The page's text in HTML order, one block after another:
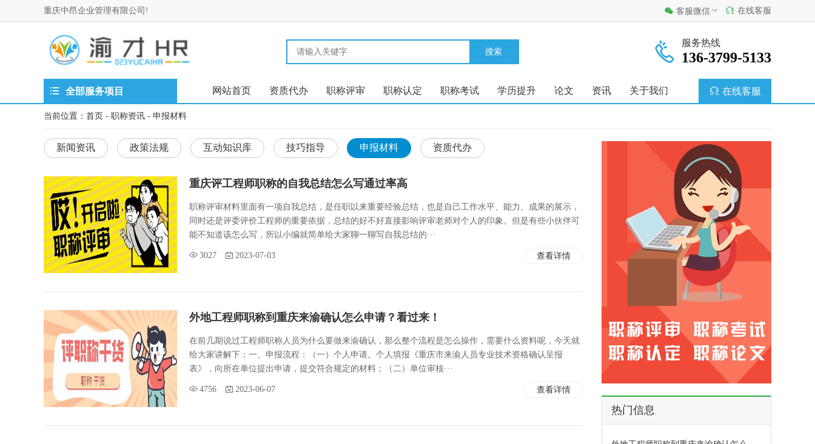
重庆中昂企业管理有限公司! 客服微信 在线客服
服务热线
136-3799-5133
全部服务项目 在线客服
网站首页 资质代办 职称评审 职称认定 职称考试 学历提升 论文 资讯 关于我们
当前位置： 首页 - 职称资讯 - 申报材料
新闻资讯 政策法规 互动知识库 技巧指导 申报材料 资质代办
重庆评工程师职称的自我总结怎么写通过率高
职称评审材料里面有一项自我总结，是任职以来重要经验总结，也是自己工作水平、能力、成果的展示，
同时还是评委评价工程师的重要依据，总结的好不好直接影响评审老师对个人的印象。但是有些小伙伴可
能不知道该怎么写，所以小编就简单给大家聊一聊写自我总结的···
3027 2023-07-03 查看详情
外地工程师职称到重庆来渝确认怎么申请？看过来！
在前几期说过工程师职称人员为什么要做来渝确认，那么整个流程是怎么操作，需要什么资料呢，今天就
给大家讲解下：一、申报流程：（一）个人申请。个人填报《重庆市来渝人员专业技术资格确认呈报
表》，向所在单位提出申请，提交符合规定的材料；（二）单位审核···
4756 2023-06-07 查看详情
热门信息